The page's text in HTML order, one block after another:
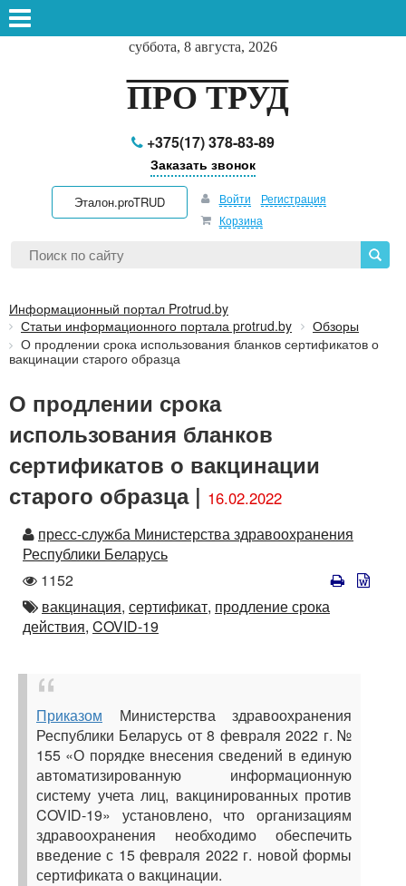
суббота, 8 августа, 2026
ПРО ТРУД
+375(17) 378-83-89
Заказать звонок
Эталон.proTRUD Войти
Регистрация
Корзина
Информационный портал Protrud.by
Статьи информационного портала protrud.by
Обзоры
О продлении срока использования бланков сертификатов о
вакцинации старого образца
О продлении срока
использования бланков
сертификатов о вакцинации
старого образца | 16.02.2022
Автор
пресс-служба Министерства здравоохранения
Республики Беларусь
Количество
просмотров
1152
Автор
вакцинация, сертификат, продление срока
действия, COVID-19
Приказом Министерства здравоохранения
Республики Беларусь от 8 февраля 2022 г. №
155 «О порядке внесения сведений в единую
автоматизированную информационную
систему учета лиц, вакцинированных против
COVID-19» установлено, что организациям
здравоохранения необходимо обеспечить
введение с 15 февраля 2022 г. новой формы
сертификата о вакцинации.